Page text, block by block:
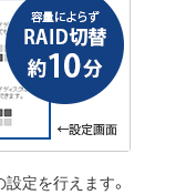
定を行えます。